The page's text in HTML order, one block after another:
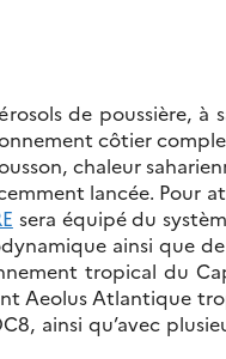
de poussière, à
côtier
chaleur
lancée. Pour
sera équipé du
ainsi que
tropical du
Aeolus Atlantique
ainsi qu’avec